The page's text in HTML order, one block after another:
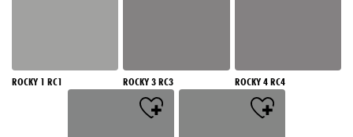
ROCKY 1 RC1 ROCKY 3 RC3 ROCKY 4 RC4